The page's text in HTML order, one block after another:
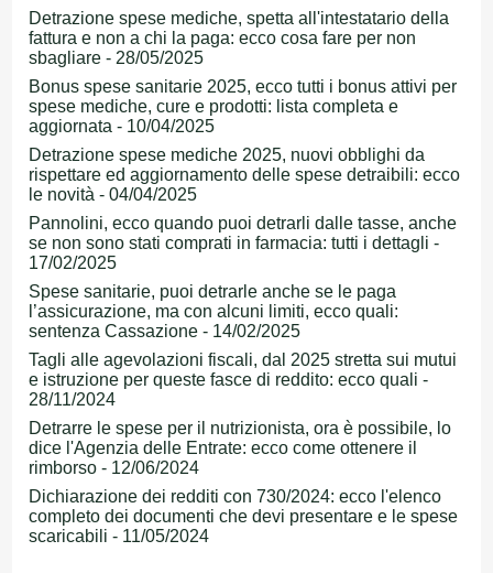
Detrazione spese mediche, spetta all'intestatario della
fattura e non a chi la paga: ecco cosa fare per non
sbagliare - 28/05/2025
Bonus spese sanitarie 2025, ecco tutti i bonus attivi per
spese mediche, cure e prodotti: lista completa e
aggiornata - 10/04/2025
Detrazione spese mediche 2025, nuovi obblighi da
rispettare ed aggiornamento delle spese detraibili: ecco
le novità - 04/04/2025
Pannolini, ecco quando puoi detrarli dalle tasse, anche
se non sono stati comprati in farmacia: tutti i dettagli -
17/02/2025
Spese sanitarie, puoi detrarle anche se le paga
l’assicurazione, ma con alcuni limiti, ecco quali:
sentenza Cassazione - 14/02/2025
Tagli alle agevolazioni fiscali, dal 2025 stretta sui mutui
e istruzione per queste fasce di reddito: ecco quali -
28/11/2024
Detrarre le spese per il nutrizionista, ora è possibile, lo
dice l'Agenzia delle Entrate: ecco come ottenere il
rimborso - 12/06/2024
Dichiarazione dei redditi con 730/2024: ecco l'elenco
completo dei documenti che devi presentare e le spese
scaricabili - 11/05/2024